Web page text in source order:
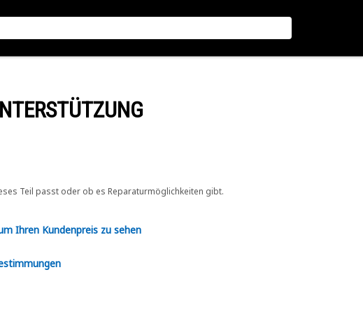
Teil passt oder ob es Reparaturmöglichkeiten gibt.
Ihren Kundenpreis zu sehen